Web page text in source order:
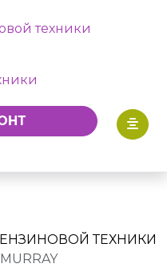
техники
ТЕХНИКИ
MURRAY